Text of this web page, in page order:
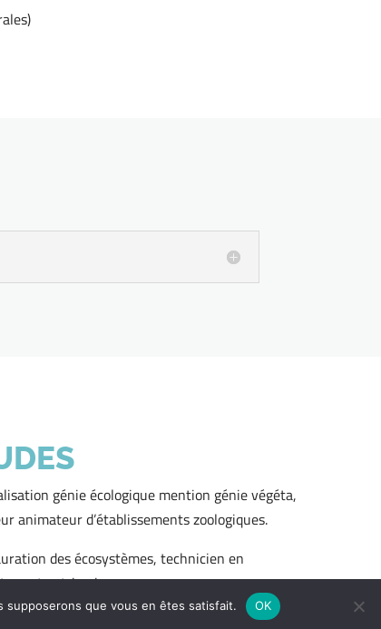
génie écologique mention génie végéta,
animateur d’établissements zoologiques.
des écosystèmes, technicien en
et patrimoine.
supposerons que vous en êtes satisfait. OK